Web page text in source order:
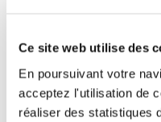
Ce site web utilise des
En poursuivant votre
acceptez l'utilisation de
réaliser des statistiques